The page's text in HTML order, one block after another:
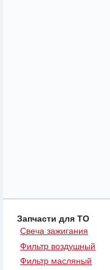
Запчасти для ТО
Свеча зажигания
Фильтр воздушный
Фильтр масляный